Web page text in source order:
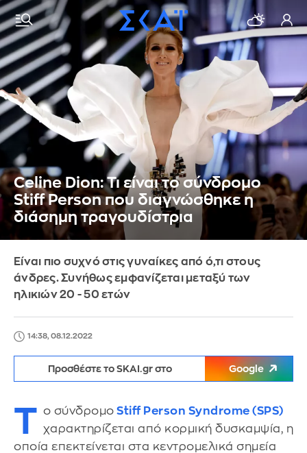
Celine Dion: Τι είναι το σύνδρομο
Stiff Person που διαγνώσθηκε η
διάσημη τραγουδίστρια
Είναι πιο συχνό στις γυναίκες από ό,τι στους
άνδρες. Συνήθως εμφανίζεται μεταξύ των
ηλικιών 20 - 50 ετών
14:38, 08.12.2022
Προσθέστε το SKAI.gr στο Google
Τ ο σύνδρομο Stiff Person Syndrome (SPS)
χαρακτηρίζεται από κορμική δυσκαμψία, η
οποία επεκτείνεται στα κεντρομελικά σημεία